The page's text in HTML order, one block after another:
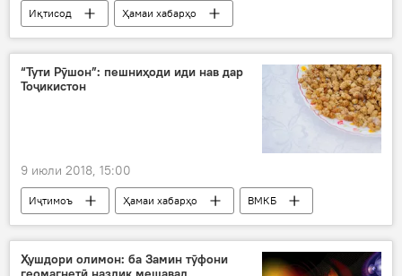
Иқтисод
Ҳамаи хабарҳо
савдогарон
воридот
савдо
содирот
“Тути Рӯшон”: пешниҳоди иди нав дар
Тоҷикистон
9 июли 2018, 15:00
Иҷтимоъ Ҳамаи хабарҳо
ВМКБ
ҷашнвора
тут Дар Тоҷикистон
Ҳушдори олимон: ба Замин тӯфони